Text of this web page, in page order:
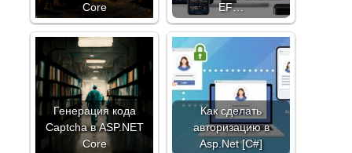
Core
EF…
Генерация кода
Captcha в ASP.NET
Core
Как сделать
авторизацию в
Asp.Net [C#]